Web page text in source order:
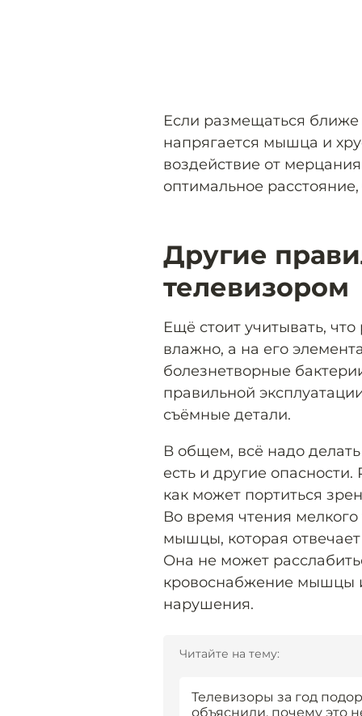
Если размещаться
напрягается мышца и
воздействие от
оптимальное
Другие
телевизором
Ещё стоит учитывать,
влажно, а на его
болезнетворные
правильной
съёмные детали.
В общем, всё надо
есть и другие
как может портиться
Во время чтения
мышцы, которая отвечает
Она не может
кровоснабжение мышцы
нарушения.
Читайте на тему:
Телевизоры за год
объяснили, почему это